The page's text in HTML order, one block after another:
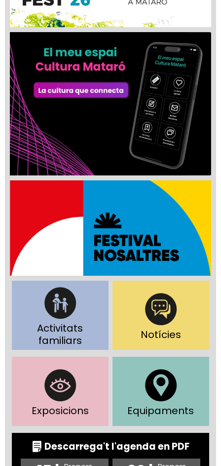
Activitats
familiars
Notícies
Exposicions Equipaments
Descarrega't l'agenda en PDF